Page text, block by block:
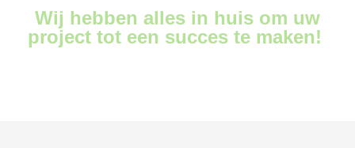
Wij hebben alles in huis om uw
project tot een succes te maken!